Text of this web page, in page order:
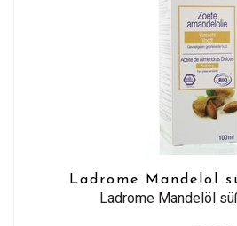
Ladrome Mandelöl
Ladrome Mandelöl